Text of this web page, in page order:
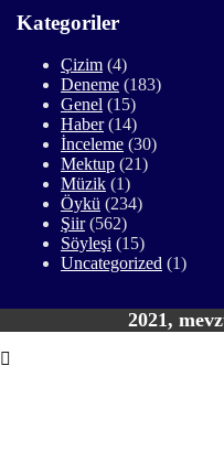
Kategoriler
Çizim (4)
Deneme (183)
Genel (15)
Haber(14)
İnceleme (30)
Mektup (21)
Müzik (1)
Öykü (234)
Şiir(562)
Söyleşi (15)
Uncategorized (1)
2021,